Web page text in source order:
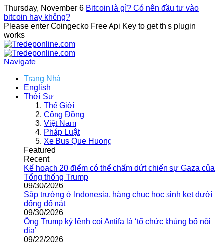
Thursday, November 6 Bitcoin là gì? Có nên đầu tư vào
bitcoin hay không?
Please enter Coingecko Free Api Key to get this plugin
works
Navigate
Trang Nhà
English
Thời Sự
Thế Giới
Cộng Đồng
Việt Nam
Pháp Luật
Xe Bus Que Huong
Featured
Recent
Kế hoạch 20 điểm có thể chấm dứt chiến sự Gaza của
Tổng thống Trump
09/30/2026
Sập trường ở Indonesia, hàng chục học sinh kẹt dưới
đống đổ nát
09/30/2026
Ông Trump ký lệnh coi Antifa là ‘tổ chức khủng bố nội
địa’
09/22/2026